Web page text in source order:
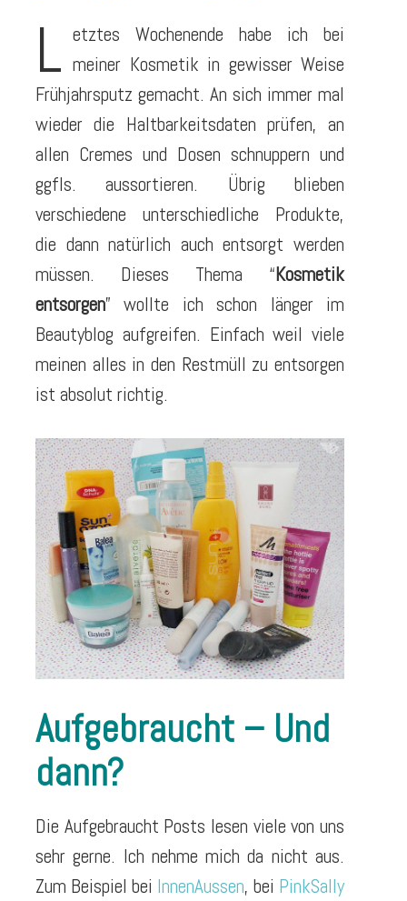
L etztes Wochenende habe ich bei
meiner Kosmetik in gewisser Weise
Frühjahrsputz gemacht. An sich immer mal
wieder die Haltbarkeitsdaten prüfen, an
allen Cremes und Dosen schnuppern und
ggfls. aussortieren. Übrig blieben
verschiedene unterschiedliche Produkte,
die dann natürlich auch entsorgt werden
müssen. Dieses Thema “Kosmetik
entsorgen” wollte ich schon länger im
Beautyblog aufgreifen. Einfach weil viele
meinen alles in den Restmüll zu entsorgen
ist absolut richtig.
Aufgebraucht – Und
dann?
Die Aufgebraucht Posts lesen viele von uns
sehr gerne. Ich nehme mich da nicht aus.
Zum Beispiel bei InnenAussen, bei PinkSally